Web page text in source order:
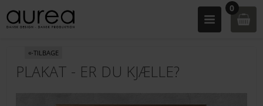
0
«-TILBAGE
PLAKAT - ER DU KJÆLLE?